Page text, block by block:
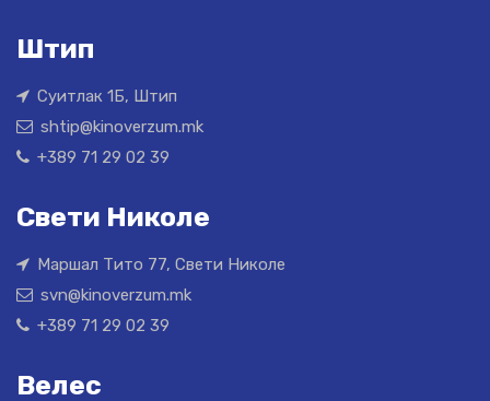
Штип
Суитлак 1Б, Штип
shtip@kinoverzum.mk
+389 71 29 02 39
Свети Николе
Маршал Тито 77, Свети Николе
svn@kinoverzum.mk
+389 71 29 02 39
Велес